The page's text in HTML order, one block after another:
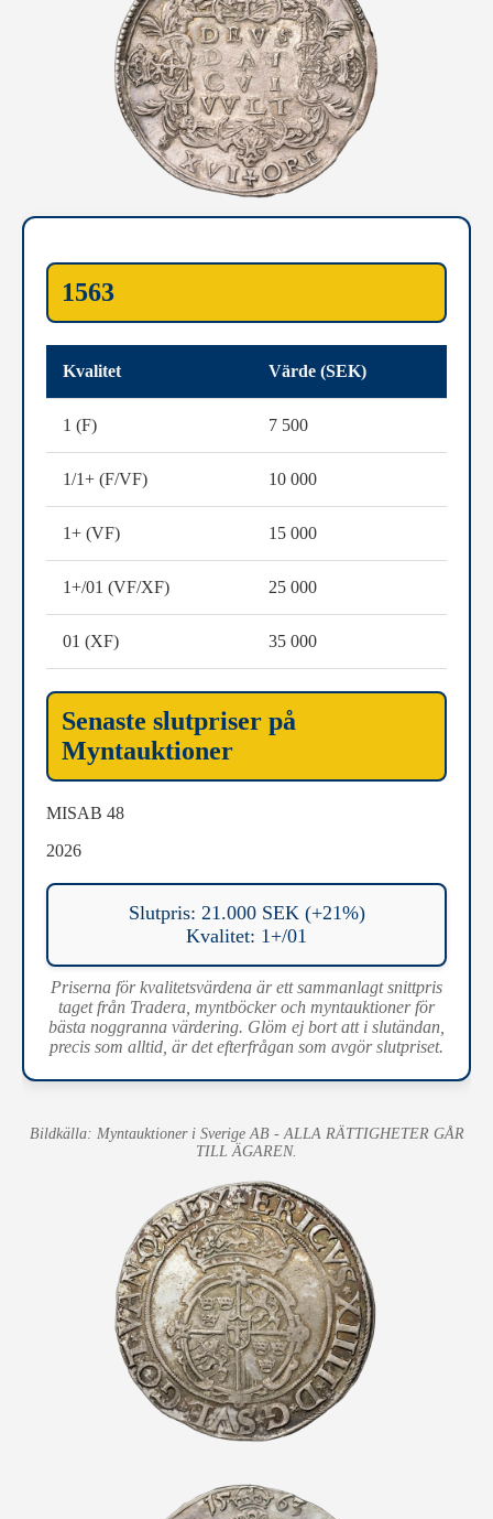
1563
Kvalitet Värde (SEK)
1 (F) 7 500
1/1+ (F/VF) 10 000
1+ (VF) 15 000
1+/01 (VF/XF) 25 000
01 (XF) 35 000
Senaste slutpriser på
Myntauktioner
MISAB 48
2026
Slutpris: 21.000 SEK (+21%)
Kvalitet: 1+/01
Priserna för kvalitetsvärdena är ett sammanlagt snittpris
taget från Tradera, myntböcker och myntauktioner för
bästa noggranna värdering. Glöm ej bort att i slutändan,
precis som alltid, är det efterfrågan som avgör slutpriset.
Bildkälla: Myntauktioner i Sverige AB - ALLA RÄTTIGHETER GÅR
TILL ÄGAREN.